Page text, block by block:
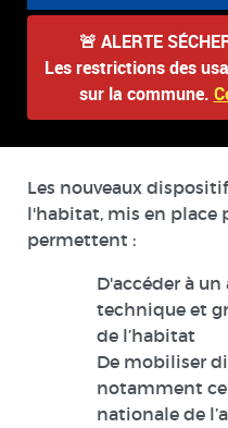
🚨 ALERTE
Les restrictions des
sur la commune.
Les nouveaux
l'habitat, mis en place
permettent :
D'accéder à
technique et
de l’habitat
De mobiliser
notamment
nationale de